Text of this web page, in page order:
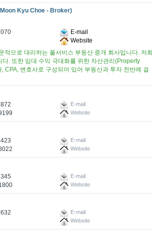
Kyu Choe - Broker)
E-mail
Website
으로 대리하는 풀서비스 부동산 중개 회사입니다. 저희
. 또한 임대 수익 극대화를 위한 자산관리(Property
변호사로 구성되어 있어 부동산과 투자 전반에 걸
E-mail
Website
E-mail
Website
E-mail
Website
E-mail
Website